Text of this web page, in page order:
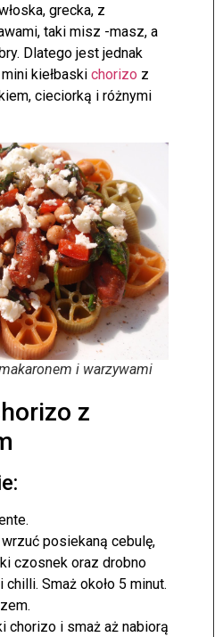
grecka, z
taki misz -masz, a
Dlatego jest jednak
kiełbaski chorizo z
cieciorką i różnymi
i warzywami
z
posiekaną cebulę,
czosnek oraz drobno
Smaż około 5 minut.
chorizo i smaż aż nabiorą